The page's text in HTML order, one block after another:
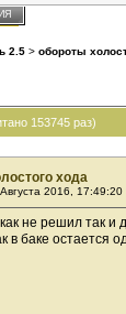
2.5 > обороты
153745 раз)
хода
2016, 17:49:20
не решил так
в баке